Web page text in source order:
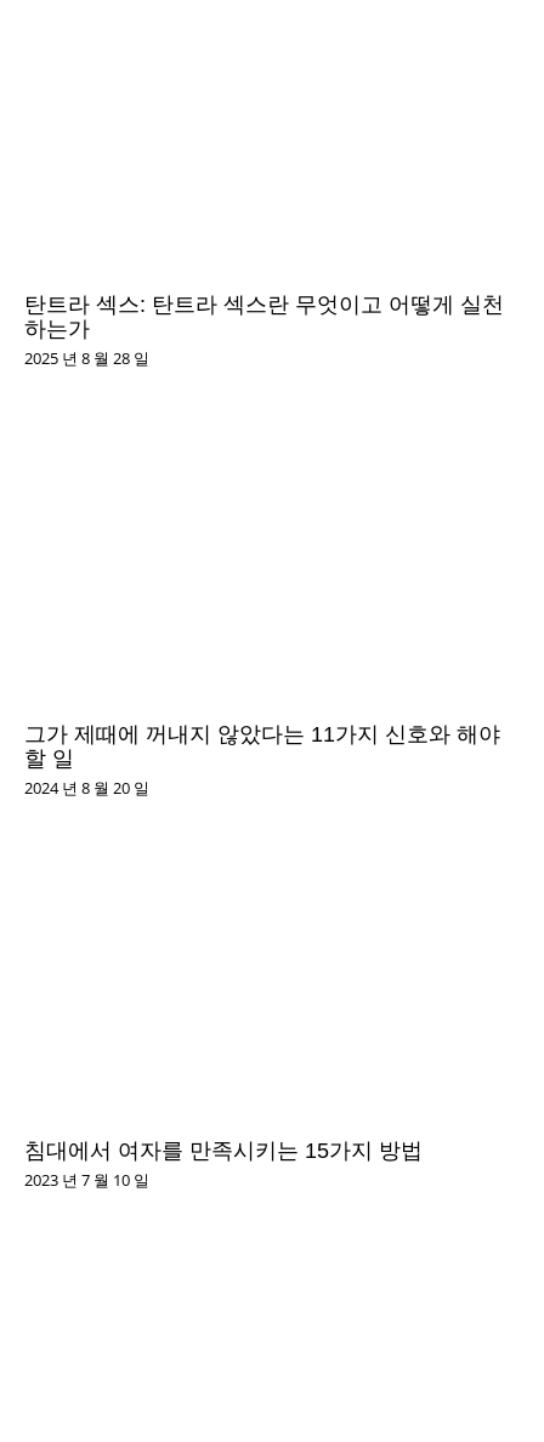
탄트라 섹스: 탄트라 섹스란 무엇이고 어떻게 실천
하는가
2025 년 8 월 28 일
그가 제때에 꺼내지 않았다는 11가지 신호와 해야
할 일
2024 년 8 월 20 일
침대에서 여자를 만족시키는 15가지 방법
2023 년 7 월 10 일